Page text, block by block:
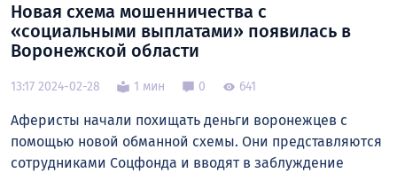
Новая схема мошенничества с
«социальными выплатами» появилась в
Воронежской области
13:17 2024-02-28 1 мин 0 641
Аферисты начали похищать деньги воронежцев с
помощью новой обманной схемы. Они представляются
сотрудниками Соцфонда и вводят в заблуждение